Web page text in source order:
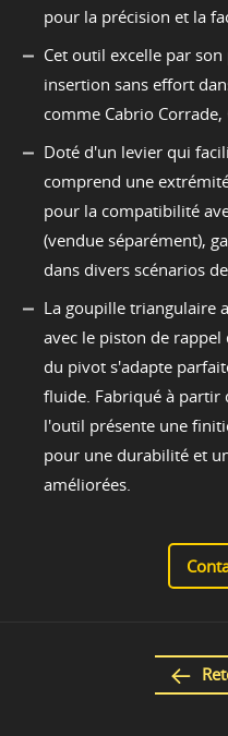
pour la précision et la
Cet outil excelle par
insertion sans effort
comme Cabrio Corrade,
Doté d'un levier qui
comprend une
pour la compatibilité
(vendue séparément),
dans divers scénarios
La goupille triangulaire
avec le piston de
du pivot s'adapte
fluide. Fabriqué à partir
l'outil présente une
pour une durabilité et
améliorées.